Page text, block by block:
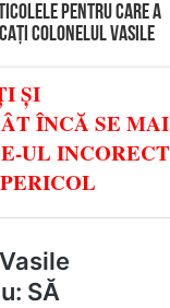
PENTRU CARE A
COLONELUL VASILE
ȘI
ÎNCĂ SE MAI
UL INCORECT